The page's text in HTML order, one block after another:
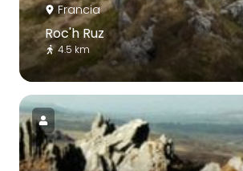
Francia
Roc'h Ruz
4.5 km